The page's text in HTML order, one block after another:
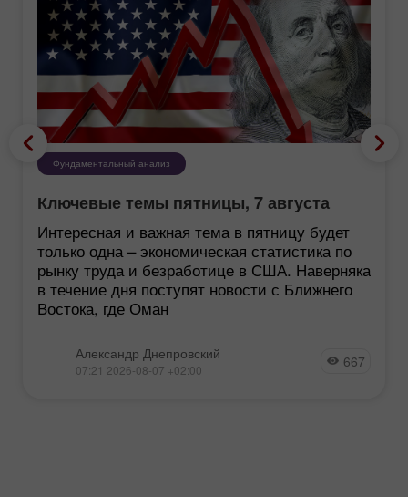
Фундаментальный анализ
Ключевые темы пятницы, 7 августа
Интересная и важная тема в пятницу будет
только одна – экономическая статистика по
рынку труда и безработице в США. Наверняка
в течение дня поступят новости с Ближнего
Востока, где Оман
Александр Днепровский
07:21 2026-08-07 +02:00 667